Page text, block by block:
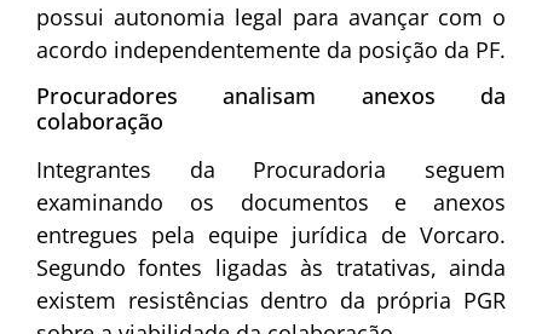
possui autonomia legal para avançar com o
acordo independentemente da posição da PF.
Procuradores analisam anexos da
colaboração
Integrantes da Procuradoria seguem
examinando os documentos e anexos
entregues pela equipe jurídica de Vorcaro.
Segundo fontes ligadas às tratativas, ainda
existem resistências dentro da própria PGR